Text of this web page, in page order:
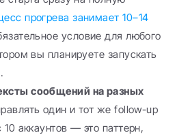
прогрева занимает 10–14
условие для любого
вы планируете запускать
сообщений на разных
один и тот же follow-up
аккаунтов — это паттерн,